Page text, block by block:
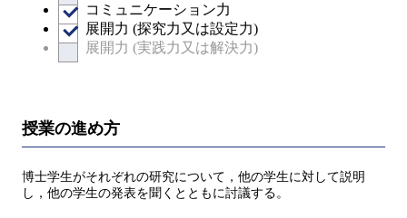
コミュニケーション力
展開力 (探究力又は設定力)
展開力 (実践力又は解決力)
授業の進め方
博士学生がそれぞれの研究について，他の学生に対して説明
し，他の学生の発表を聞くとともに討議する。